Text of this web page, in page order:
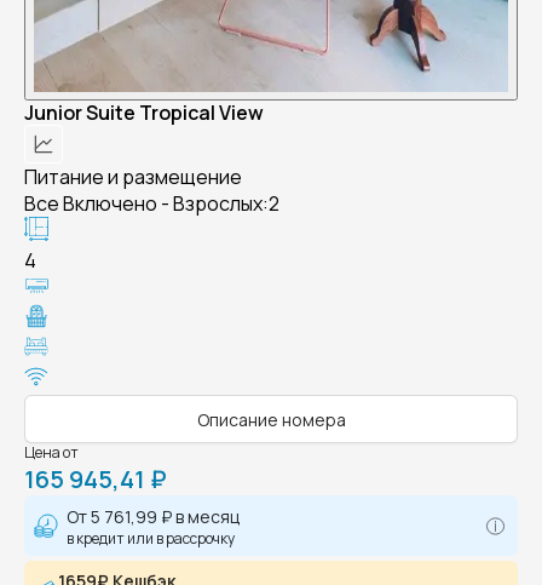
Junior Suite Tropical View
Питание и размещение
Все Включено - Взрослых:2
4
Описание номера
Цена от
165 945,41 ₽
От5 761,99 ₽в месяц
в кредит или в рассрочку